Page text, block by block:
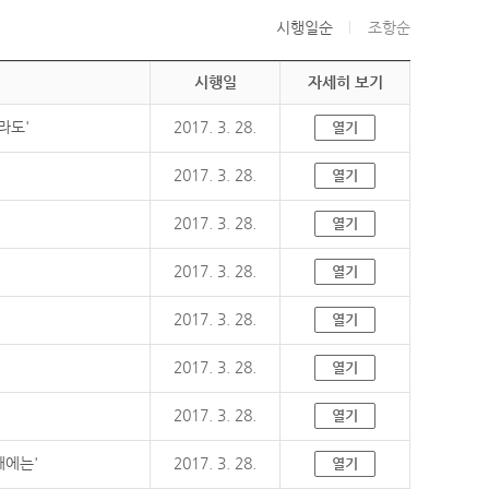
시행일순 조항순
시행일 자세히 보기
도' 2017. 3. 28. 열기
2017. 3. 28. 열기
2017. 3. 28. 열기
2017. 3. 28. 열기
2017. 3. 28. 열기
2017. 3. 28. 열기
2017. 3. 28. 열기
에는' 2017. 3. 28. 열기